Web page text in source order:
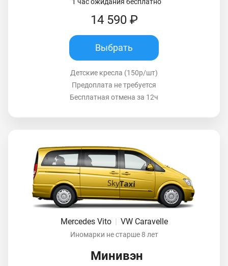
14 590 ₽
Выбрать
Детские кресла (150р/шт)
Предоплата не требуется
Бесплатная отмена за 12ч
Mercedes Vito VW Caravelle
Иномарки не старше 8 лет
Минивэн